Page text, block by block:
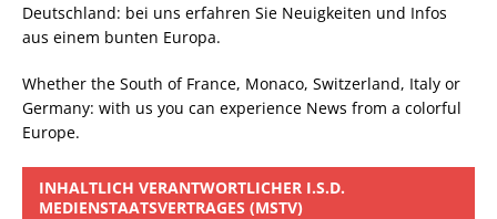
Deutschland: bei uns erfahren Sie Neuigkeiten und Infos
aus einem bunten Europa.
Whether the South of France, Monaco, Switzerland, Italy or
Germany: with us you can experience News from a colorful
Europe.
INHALTLICH VERANTWORTLICHER I.S.D.
MEDIENSTAATSVERTRAGES (MSTV)